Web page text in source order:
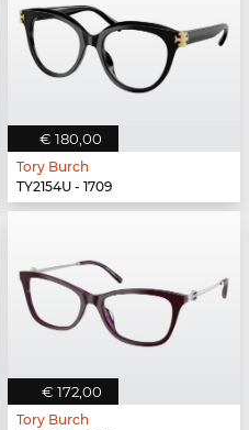
€ 180,00
Tory Burch
TY2154U - 1709
€ 172,00
Tory Burch